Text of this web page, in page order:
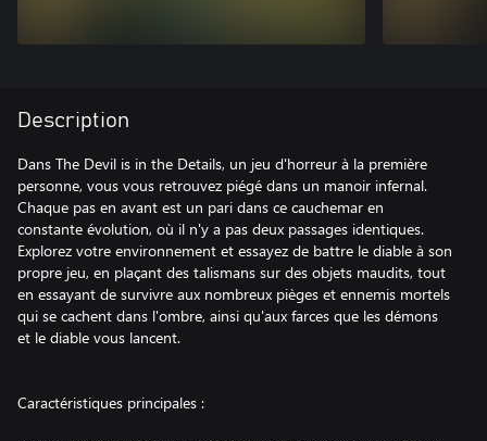
Description
Dans The Devil is in the Details, un jeu d'horreur à la première
personne, vous vous retrouvez piégé dans un manoir infernal.
Chaque pas en avant est un pari dans ce cauchemar en
constante évolution, où il n'y a pas deux passages identiques.
Explorez votre environnement et essayez de battre le diable à son
propre jeu, en plaçant des talismans sur des objets maudits, tout
en essayant de survivre aux nombreux pièges et ennemis mortels
qui se cachent dans l'ombre, ainsi qu'aux farces que les démons
et le diable vous lancent.
Caractéristiques principales :